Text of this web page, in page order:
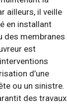
ailleurs, il veille
en installant
des membranes
est
d’une
ou un sinistre.
des travaux